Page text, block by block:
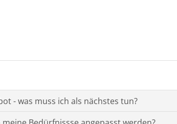
- was muss ich als nächstes tun?